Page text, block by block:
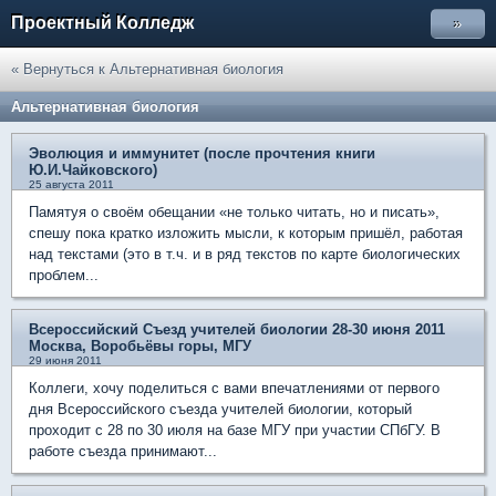
Проектный Колледж »
« Вернуться к Альтернативная биология
Альтернативная биология
Эволюция и иммунитет (после прочтения книги
Ю.И.Чайковского)
25 августа 2011
Памятуя о своём обещании «не только читать, но и писать»,
спешу пока кратко изложить мысли, к которым пришёл, работая
над текстами (это в т.ч. и в ряд текстов по карте биологических
проблем...
Всероссийский Съезд учителей биологии 28-30 июня 2011
Москва, Воробьёвы горы, МГУ
29 июня 2011
Коллеги, хочу поделиться с вами впечатлениями от первого
дня Всероссийского съезда учителей биологии, который
проходит с 28 по 30 июля на базе МГУ при участии СПбГУ. В
работе съезда принимают...